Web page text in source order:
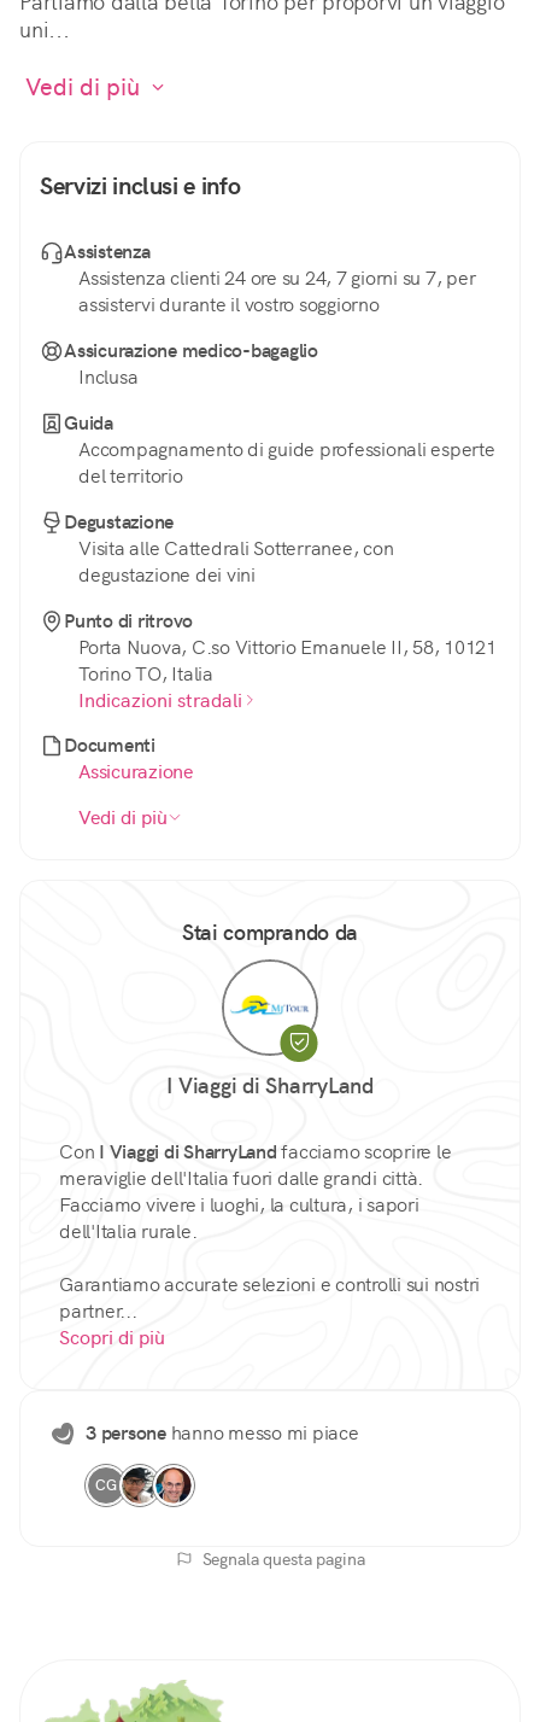
uni...
Servizi inclusi e info
Assistenza
Assistenza clienti 24 ore su 24, 7 giorni su 7, per
assistervi durante il vostro soggiorno
Assicurazione medico-bagaglio
Inclusa
Guida
Accompagnamento di guide professionali esperte
del territorio
Degustazione
Visita alle Cattedrali Sotterranee, con
degustazione dei vini
Punto di ritrovo
Porta Nuova, C.so Vittorio Emanuele II, 58, 10121
Torino TO, Italia
Indicazioni stradali
Documenti
Assicurazione
Vedi di più
Stai comprando da
I Viaggi di SharryLand
Con I Viaggi di SharryLandfacciamo scoprire le
meraviglie dell'Italia fuori dalle grandi città.
Facciamo vivere i luoghi, la cultura, i sapori
dell'Italia rurale.
Garantiamo accurate selezioni e controlli sui nostri
partner...
Scopri di più
3 personehanno messo mi piace
CG
Segnala questa pagina